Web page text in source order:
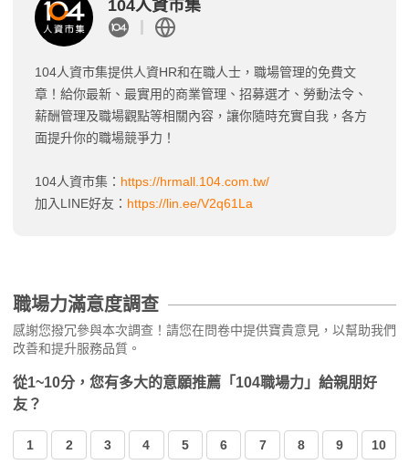
104人資市集
104人資市集提供人資HR和在職人士，職場管理的免費文
章！給你最新、最實用的商業管理、招募選才、勞動法令、
薪酬管理及職場觀點等相關內容，讓你隨時充實自我，各方
面提升你的職場競爭力！
104人資市集： https://hrmall.104.com.tw/
加入LINE好友： https://lin.ee/V2q61La
職場力滿意度調查
感謝您撥冗參與本次調查！請您在問卷中提供寶貴意見，以幫助我們
改善和提升服務品質。
從1~10分，您有多大的意願推薦「104職場力」給親朋好
友？
1 2 3 4 5 6 7 8 9 10